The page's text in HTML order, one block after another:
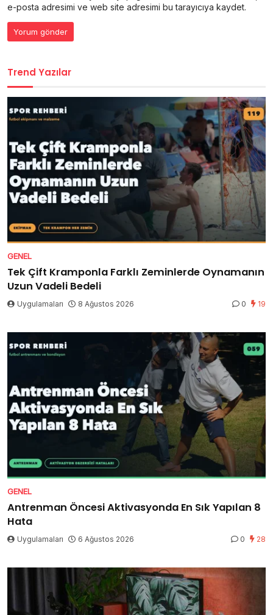
e-posta adresimi ve web site adresimi bu tarayıcıya kaydet.
Trend Yazılar
GENEL
Tek Çift Kramponla Farklı Zeminlerde Oynamanın
Uzun Vadeli Bedeli
Uygulamaları 8 Ağustos 2026 0 19
GENEL
Antrenman Öncesi Aktivasyonda En Sık Yapılan 8
Hata
Uygulamaları 6 Ağustos 2026 0 28